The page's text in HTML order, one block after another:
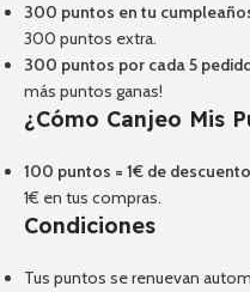
300 puntos en tu
300 puntos extra.
300 puntos por cada 5
más puntos ganas!
¿Cómo Canjeo Mis
100 puntos = 1€ de descuento
1€ en tus compras.
Condiciones
Tus puntos se renuevan